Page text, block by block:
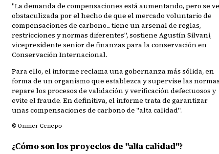
"La demanda de compensaciones está aumentando, pero se ve
obstaculizada por el hecho de que el mercado voluntario de
compensaciones de carbono... tiene un arsenal de reglas,
restricciones y normas diferentes", sostiene Agustín Silvani,
vicepresidente senior de finanzas para la conservación en
Conservación Internacional.
Para ello, el informe reclama una gobernanza más sólida, en
forma de un organismo que establezca y supervise las
repare los procesos de validación y verificación defectuosos y
evite el fraude. En definitiva, el informe trata de garantizar
unas compensaciones de carbono de "alta calidad".
© Onmer Cenepo
¿Cómo son los proyectos de "alta calidad"?